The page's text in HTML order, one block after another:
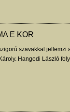
E KOR
szavakkal jellemzi
Hangodi László